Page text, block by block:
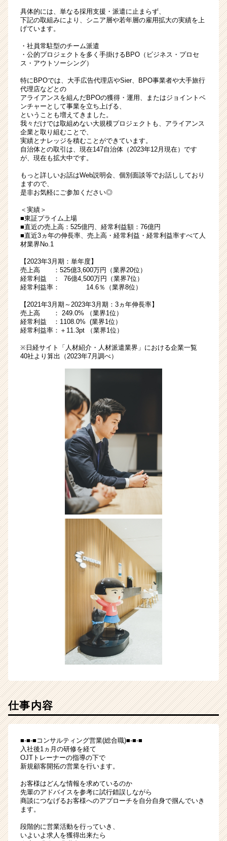
に
|
ベ
チ
ー・
成
長
企
業
か
ス
ウ
届
く
活
サ
イ
チ
ア
キ
リ
ア
（CheerCareer）
具体的には、単なる採用支援・派遣に止まらず、
下記の取組みにより、シニア層や若年層の雇用拡大の実績を上
げています。
・社員常駐型のチーム派遣
・公的プロジェクトを多く手掛けるBPO（ビジネス・プロセ
ス・アウトソーシング）
特にBPOでは、大手広告代理店やSier、BPO事業者や大手旅行
代理店などとの
アライアンスを組んだBPOの獲得・運用、またはジョイントベ
ンチャーとして事業を立ち上げる、
ということも増えてきました。
我々だけでは取組めない大規模プロジェクトも、アライアンス
企業と取り組むことで、
実績とナレッジを積むことができています。
自治体との取引は、現在147自治体（2023年12月現在）です
が、現在も拡大中です。
もっと詳しいお話はWeb説明会、個別面談等でお話ししており
ますので、
是非お気軽にご参加ください◎
＜実績＞
■東証プライム上場
■直近の売上高：525億円、経常利益額：76億円
■直近3ヵ年の伸長率、売上高・経常利益・経常利益率すべて人
材業界No.1
【2023年3月期：単年度】
売上高 ：525億3,600万円（業界20位）
経常利益 ： 76億4,500万円（業界7位）
経常利益率： 14.6％（業界8位）
【2021年3月期～2023年3月期：3ヵ年伸長率】
売上高 ： 249.0% （業界1位）
経常利益 ：1108.0% (業界1位）
経常利益率：＋11.3pt （業界1位）
※日経サイト「人材紹介・人材派遣業界」における企業一覧
40社より算出（2023年7月調べ）
仕事内容
■-■-■コンサルティング営業(総合職)■-■-■
入社後1ヵ月の研修を経て
OJTトレーナーの指導の下で
新規顧客開拓の営業を行います。
お客様はどんな情報を求めているのか
先輩のアドバイスを参考に試行錯誤しながら
商談につなげるお客様へのアプローチを自分自身で掴んでいき
ます。
段階的に営業活動を行っていき、
いよいよ求人を獲得出来たら